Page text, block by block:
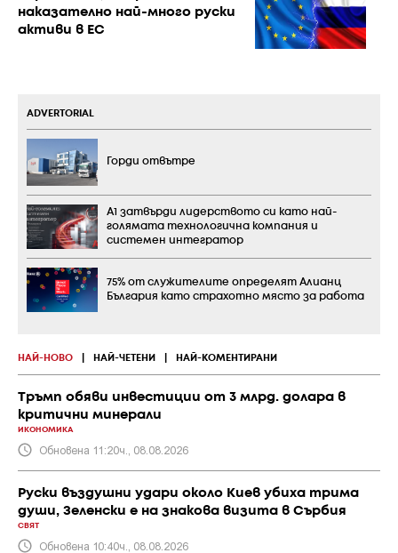
наказателно най-много руски
активи в ЕС
НАЙ-НОВО НАЙ-ЧЕТЕНИ НАЙ-КОМЕНТИРАНИ
Тръмп обяви инвестиции от 3 млрд. долара в
критични минерали
ИКОНОМИКА
Обновена 11:20ч., 08.08.2026
Руски въздушни удари около Киев убиха трима
души, Зеленски е на знакова визита в Сърбия
СВЯТ
Обновена 10:40ч., 08.08.2026
ADVERTORIAL
Горди отвътре
А1 затвърди лидерството си като най-
голямата технологична компания и
системен интегратор
75% от служителите определят Алианц
България като страхотно място за работа